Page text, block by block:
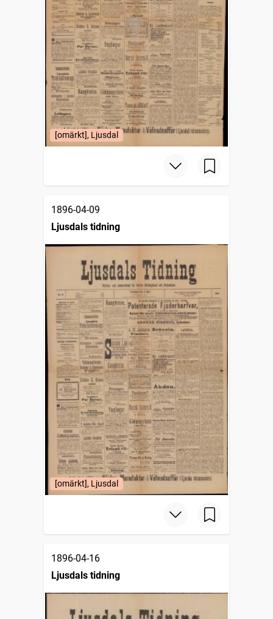
[omärkt], Ljusdal
1896-04-09
Ljusdals tidning
[omärkt], Ljusdal
1896-04-16
Ljusdals tidning